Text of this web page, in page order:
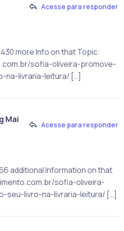
Acesse para responder
more Info on that Topic:
sofia-oliveira-promove-
na-livraria-leitura/ […]
Mai
Acesse para responder
additional Information on that
sofia-oliveira-
seu-livro-na-livraria-leitura/ […]